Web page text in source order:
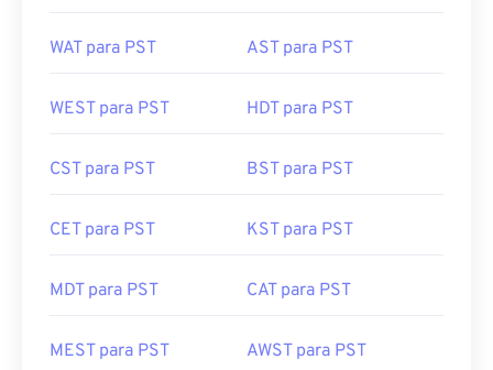
WAT para PST AST para PST
WEST para PST HDT para PST
CST para PST BST para PST
CET para PST KST para PST
MDT para PST CAT para PST
MEST para PST AWST para PST